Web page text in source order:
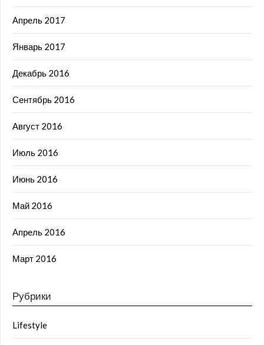
Апрель 2017
Январь 2017
Декабрь 2016
Сентябрь 2016
Август 2016
Июль 2016
Июнь 2016
Май 2016
Апрель 2016
Март 2016
Рубрики
Lifestyle